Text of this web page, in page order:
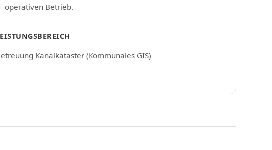
operativen Betrieb.
Kanalkataster (Kommunales GIS)